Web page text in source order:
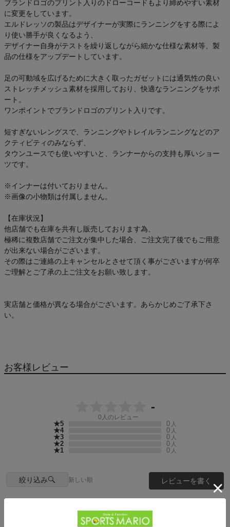
ブランドロゴのプリント入りのドローコードもより締めやすい素材
に変更をしています。
エルドレッソの製品はデザイナーが実際にランニングをする際によ
り使い勝手が良くなるよう、
デザイナー自身がテストを繰り返しながら細かな仕様な素材等、製
品の仕様をアップデートしています。
足の可動域を広げるために大きく取ったガゼットには通気性の良い
ストレッチメッシュ素材を採用しており、快適なランニングをサポ
ート。
ワンポイントでブランドロゴのプリント入りです。
短すぎないレングスで、ランニングやトレイルランニングなどのア
クティビティのみならず、
タウンユースでも使いやすいと、ランナーからの支持も厚いショー
ツです。
※インナーは付いておりません。
※画像の小物類は付属しません。
【在庫状況】
他店舗でも在庫を共有し販売しております為、
極稀に複数店舗でご注文が集中した場合、ご注文完了後でもご用意
が出来ない場合がございます。
その際はご連絡の上キャンセルとさせて頂く事がございますが何卒
ご理解とご了承の上ご注文をお願い致します。
実店舗と価格が異なる場合がございます。あらかじめご了承下さ
い。
お客様レビュー
-
0 人のレビュー
★5 0 人
★4 0 人
★3 0 人
★2 0 人
★1 0 人
絞り込み 新しい順 レビューを書く
まだレビューは投稿されていません